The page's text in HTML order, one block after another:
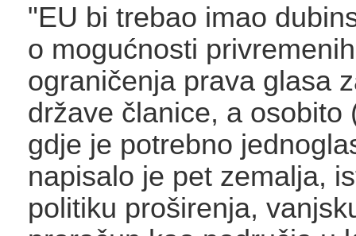
"EU bi trebao imao
o mogućnosti
ograničenja prava glasa
države članice, a osobito
gdje je potrebno
napisalo je pet zemalja,
politiku proširenja,